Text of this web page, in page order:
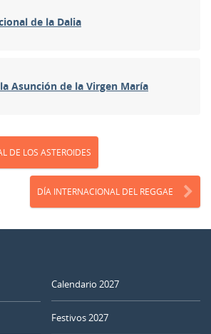
de la Dalia
Asunción de la Virgen María
DE LOS ASTEROIDES
DÍA INTERNACIONAL DEL REGGAE
Calendario 2027
Festivos 2027